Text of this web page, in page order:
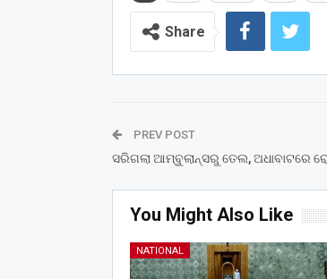
Share
PREV POST
ସରିଗଲା ଆମ୍ବୁଲାନ୍ସରୁ ତେଲ, ଅଧାବାଟରେ
You Might Also Like
NATIONAL